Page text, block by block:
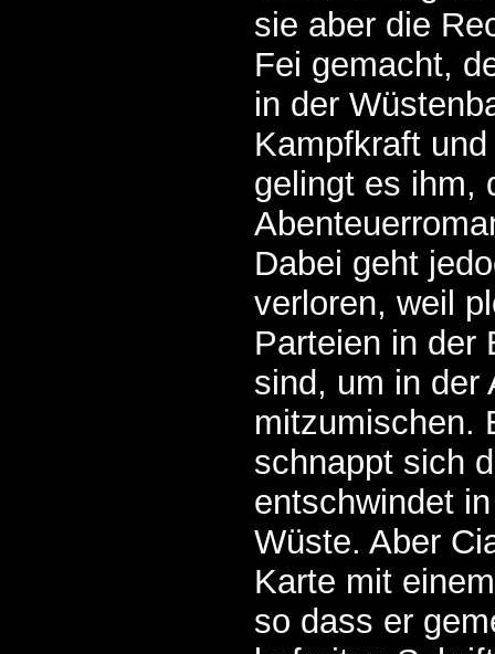
sie aber die
Fei gemacht,
in der
Kampfkraft
gelingt es ihm,
Dabei geht
verloren, weil
Parteien in der
sind, um in der
mitzumischen.
schnappt sich
entschwindet
Wüste. Aber
Karte mit
so dass er